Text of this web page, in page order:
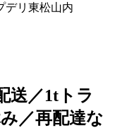
デリ東松山内
送／1tトラ
／再配達な